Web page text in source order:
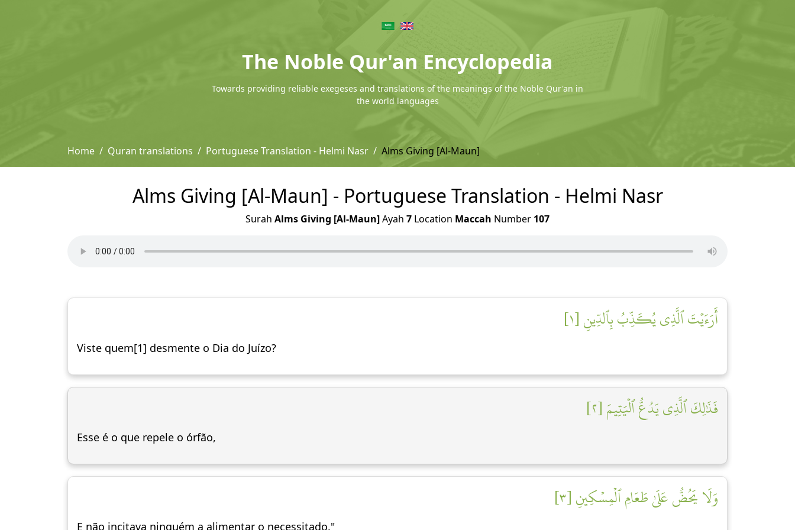
The Noble Qur'an Encyclopedia
Towards providing reliable exegeses and translations of the meanings of the Noble Qur'an in
the world languages
Home Quran translations Portuguese Translation - Helmi Nasr Alms Giving [Al-Maun]
Alms Giving [Al-Maun] - Portuguese Translation - Helmi Nasr
Surah Alms Giving [Al-Maun]Ayah 7 Location Maccah Number 107
أَرَءَيۡتَ ٱلَّذِي يُكَذِّبُ بِٱلدِّينِ [١]
Viste quem[1] desmente o Dia do Juízo?
فَذَٰلِكَ ٱلَّذِي يَدُعُّ ٱلۡيَتِيمَ [٢]
Esse é o que repele o órfão,
وَلَا يَحُضُّ عَلَىٰ طَعَامِ ٱلۡمِسۡكِينِ [٣]
E não incitava ninguém a alimentar o necessitado."